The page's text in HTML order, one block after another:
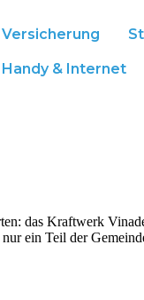
Versicherung
Handy & Internet
das Kraftwerk
ein Teil der